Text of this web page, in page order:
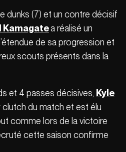
dunks (7) et un contre décisif
Kamagatea réalisé un
de sa progression et
scouts présents dans la
et 4 passes décisives, Kyle
clutch du match et est élu
comme lors de la victoire
cette saison confirme